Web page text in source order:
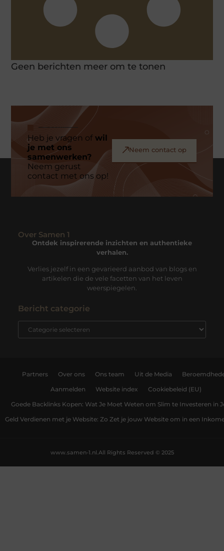
Geen berichten meer om te tonen
Heb je vragen ofwil
je met ons
samenwerken?
Neem gerust
contact met ons op!
Neem contact op
Over Samen 1
Ontdek inspirerende inzichten en authentieke
verhalen.
Verlies jezelf in een gevarieerd aanbod van blogs en
artikelen die de vele facetten van het leven
weerspiegelen.
Bericht categorie
Partners Over ons Ons team Uit de Media
Aanmelden Website index Cookiebeleid (EU)
Goede Backlinks Kopen: Wat Je Moet Weten om Slim te Investeren in
Geld Verdienen met je Website: Zo Zet je jouw Website om in een
All Rights Reserved © 2025
www.samen-1.nl.